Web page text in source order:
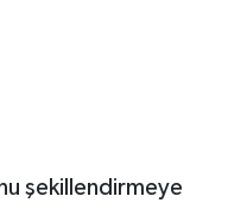
şekillendirmeye